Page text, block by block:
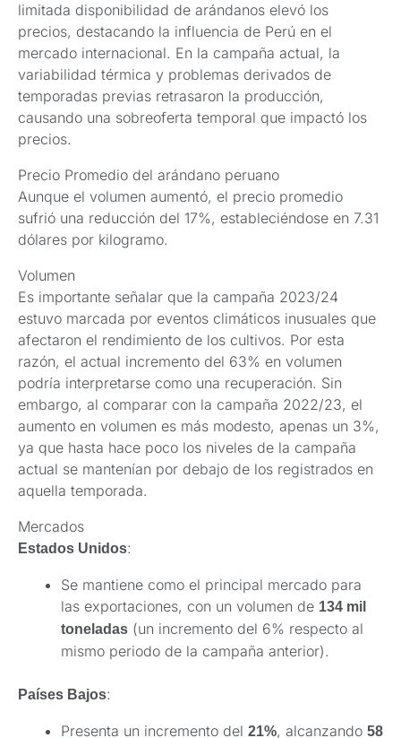
limitada disponibilidad de arándanos elevó los
precios, destacando la influencia de Perú en el
mercado internacional. En la campaña actual, la
variabilidad térmica y problemas derivados de
temporadas previas retrasaron la producción,
causando una sobreoferta temporal que impactó los
precios.
Precio Promedio del arándano peruano
Aunque el volumen aumentó, el precio promedio
sufrió una reducción del 17%, estableciéndose en 7.31
dólares por kilogramo.
Volumen
Es importante señalar que la campaña 2023/24
estuvo marcada por eventos climáticos inusuales que
afectaron el rendimiento de los cultivos. Por esta
razón, el actual incremento del 63% en volumen
podría interpretarse como una recuperación. Sin
embargo, al comparar con la campaña 2022/23, el
aumento en volumen es más modesto, apenas un 3%,
ya que hasta hace poco los niveles de la campaña
actual se mantenían por debajo de los registrados en
aquella temporada.
Mercados
Estados Unidos:
Se mantiene como el principal mercado para
las exportaciones, con un volumen de 134 mil
toneladas (un incremento del 6% respecto al
mismo periodo de la campaña anterior).
Países Bajos:
Presenta un incremento del 21%, alcanzando 58